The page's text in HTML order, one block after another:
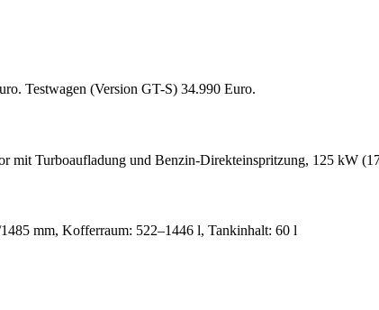
Testwagen (Version GT-S) 34.990 Euro.
mit Turboaufladung und Benzin-Direkteinspritzung, 125 kW
mm, Kofferraum: 522–1446 l, Tankinhalt: 60 l